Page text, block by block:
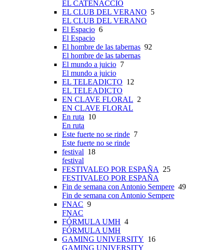
EL CATENACCIO
EL CLUB DEL VERANO 5
EL CLUB DEL VERANO
El Espacio 6
El Espacio
El hombre de las tabernas 92
El hombre de las tabernas
El mundo a juicio 7
El mundo a juicio
EL TELEADICTO 12
EL TELEADICTO
EN CLAVE FLORAL 2
EN CLAVE FLORAL
En ruta 10
En ruta
Este fuerte no se rinde 7
Este fuerte no se rinde
festival 18
festival
FESTIVALEO POR ESPAÑA
25
FESTIVALEO POR ESPAÑA
Fin de semana con Antonio Sempere 49
Fin de semana con Antonio Sempere
FNAC 9
FNAC
FÓRMULA UMH 4
FÓRMULA UMH
GAMING UNIVERSITY 16
GAMING UNIVERSITY